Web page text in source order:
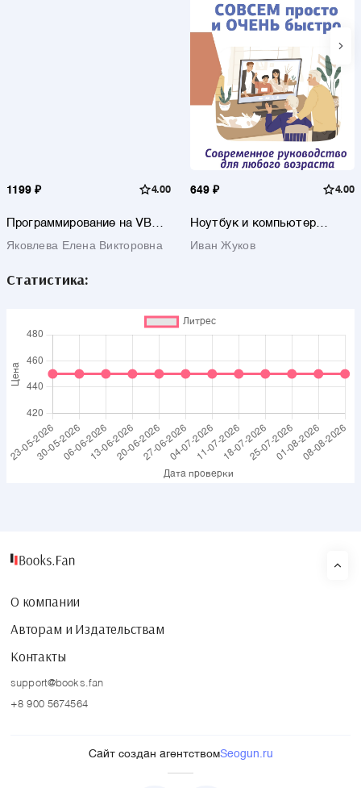
1199 ₽ 4.00
Программирование на VBA в
Яковлева Елена Викторовна
649 ₽ 4.00
Ноутбук и компьютер
быстро. Современное
Иван Жуков
Статистика:
О компании
Авторам и Издательствам
Контакты
support@books.fan
+8 900 5674564
Сайт создан агентствомSeogun.ru